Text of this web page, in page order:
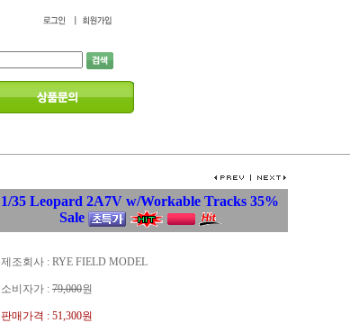
1/35 Leopard 2A7V w/Workable Tracks 35%
Sale
제조회사 : RYE FIELD MODEL
소비자가 : 79,000원
판매가격 : 51,300원